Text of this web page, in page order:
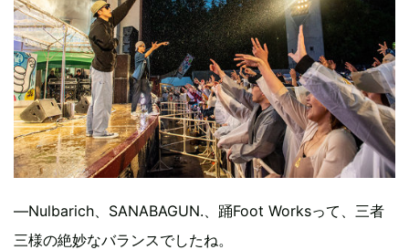
―Nulbarich、SANABAGUN.、踊Foot Worksって、三者
三様の絶妙なバランスでしたね。